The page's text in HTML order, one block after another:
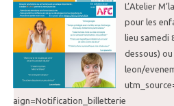
L’Atelier
pour les
lieu samedi
dessous)
leon/
aign=Notification_billetterie